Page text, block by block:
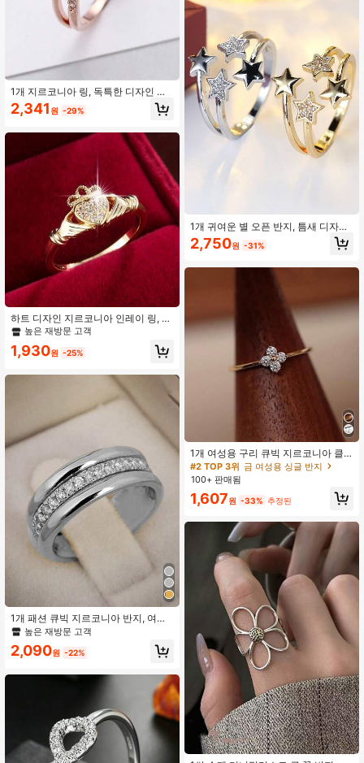
1개 지르코니아 링, 독특한 디자인 우
아한 일상 착용 여성용 너클 링
2,341 원 -29%
하트 디자인 지르코니아 인레이 링, 고
급스러운 스타일의 손가락 링 보석 액
는 패션 아이템, 미니멀리스트 우아한,
링
높은 재방문 고객
1,930원 -25%
1개 패션 큐빅 지르코니아 반지, 여성
에게 적합, 결혼, 약혼, 기념일, 파티,
니 날 선물에 적합
높은 재방문 고객
2,090원 -22%
1개 귀여운 별 오픈 반지, 틈새 디자인
럭셔리 조절 가능한 손가락 반지, 일상
착용에 적합, 액세서리
2,750원 -31%
1개 여성용 구리 큐빅 지르코니아 클
로버 럭키 반지, 우아한 미니멀리스트
디자인의 일상 착용 용품, 선물
#2 TOP 3위 금 여성용 싱글 반지
100+ 판매됨
1,607원 -33% 추정된